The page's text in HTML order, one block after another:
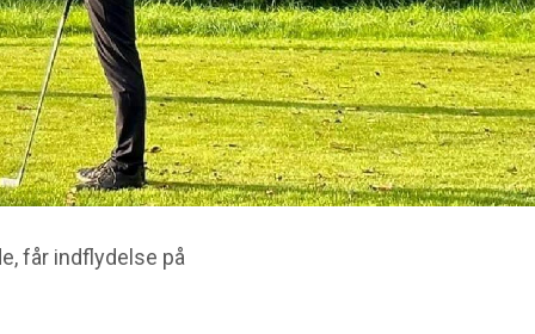
får indflydelse på